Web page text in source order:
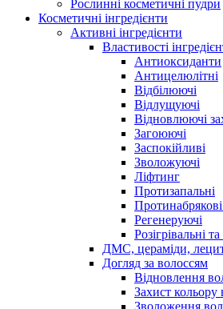
Рослинні косметичні пудри
Косметичні інгредієнти
Активні інгредієнти
Властивості
Антиоксиданти
Антицелюлітні
Відбілюючі
Відлущуючі
Відновлюючі
Загоюючі
Заспокійливі
Зволожуючі
Ліфтинг
Протизапальні
Регенеруючі
Розігрівальні
ДМС, цераміди,
Догляд за волоссям
Відновлення
Захист кольору
Зволоження